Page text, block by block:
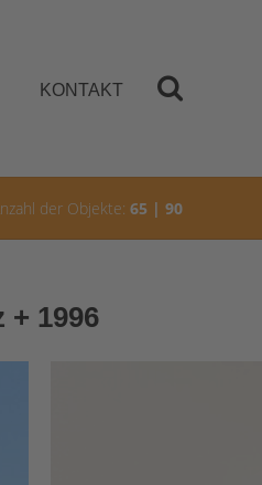
KONTAKT
der Objekte: 65 | 90
+ 1996